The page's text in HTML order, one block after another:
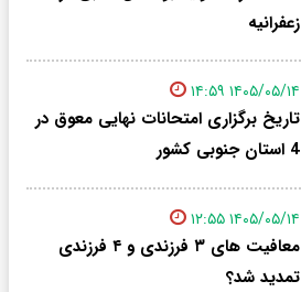
زعفرانیه
۱۴۰۵/۰۵/۱۴ ۱۴:۵۹
تاریخ برگزاری امتحانات نهایی معوق در
4 استان جنوبی کشور
۱۴۰۵/۰۵/۱۴ ۱۲:۵۵
معافیت های ۳ فرزندی و ۴ فرزندی
تمدید شد؟